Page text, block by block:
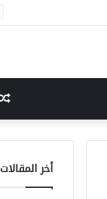
أخر المقالات